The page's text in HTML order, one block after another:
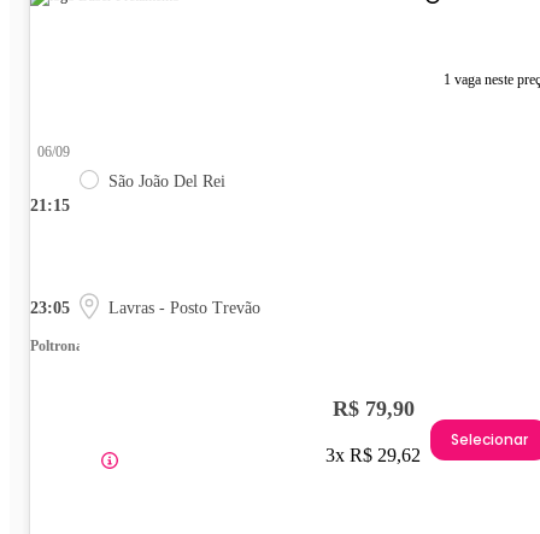
1 vaga neste
21:15
06/09
São João Del Rei
23:05 Lavras - Posto Trevão
Poltrona
R$ 79,90
3x R$ 29,62
Selecionar